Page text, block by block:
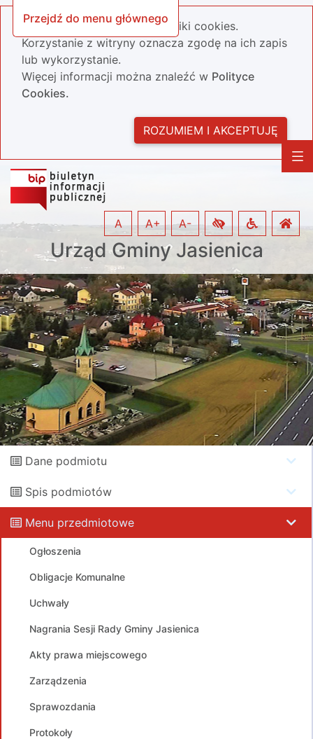
Przejdź do menu głównego
Nasza strona wykorzystuje pliki cookies.
Korzystanie z witryny oznacza zgodę na ich zapis
lub wykorzystanie.
Więcej informacji można znaleźć w Polityce
Cookies.
ROZUMIEM I AKCEPTUJĘ
Urząd Gminy Jasienica
A A+ A-
Dane podmiotu
Spis podmiotów
Menu przedmiotowe
Ogłoszenia
Obligacje Komunalne
Uchwały
Nagrania Sesji Rady Gminy Jasienica
Akty prawa miejscowego
Zarządzenia
Sprawozdania
Protokoły